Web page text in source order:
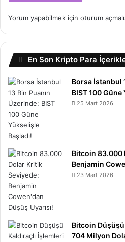
Yorum yapabilmek için oturum
En Son Kripto Para
Borsa İstanbul
BIST 100
25 Mart 2026
Bitcoin 83.000
Benjamin
23 Mart 2026
Bitcoin
704 Milyon